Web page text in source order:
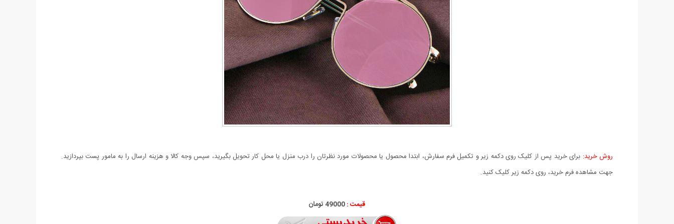
روش خرید: برای خرید پس از کلیک روی دکمه زیر و تکمیل فرم سفارش، ابتدا محصول یا محصولات مورد نظرتان را درب منزل یا محل کار تحویل بگیرید، سپس وجه کالا و هزینه ارسال را به مامور پست بپردازید.
جهت مشاهده فرم خرید، روی دکمه زیر کلیک کنید.
قیمت :49000 تومان